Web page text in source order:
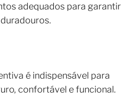
adequados para garantir
é indispensável para
confortável e funcional.